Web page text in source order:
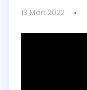
13 Mart 2022